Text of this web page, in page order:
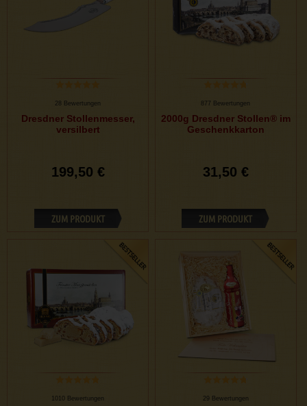
28 Bewertungen
Dresdner Stollenmesser,
versilbert
199,50 €
ZUM PRODUKT
877 Bewertungen
2000g Dresdner Stollen® im
Geschenkkarton
31,50 €
ZUM PRODUKT
1010 Bewertungen 29 Bewertungen